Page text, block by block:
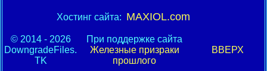
Хостинг сайта: MAXIOL.com
© 2014 - 2026
DowngradeFiles.
TK
При поддержке сайта
Железные призраки
прошлого
ВВЕРХ